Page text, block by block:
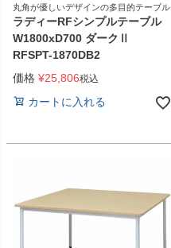
丸角が優しいデザインの多目的テーブル
ラディーRFシンプルテーブル
W1800xD700 ダークⅡ
RFSPT-1870DB2
価格 ¥25,806税込
カートに入れる